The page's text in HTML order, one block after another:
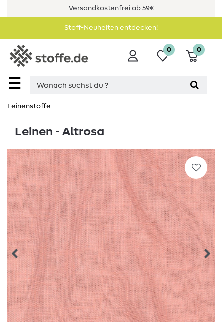
Versandkostenfrei ab 59€
Stoff-Neuheiten entdecken!
☰
0 0
Leinenstoffe
Leinen - Altrosa